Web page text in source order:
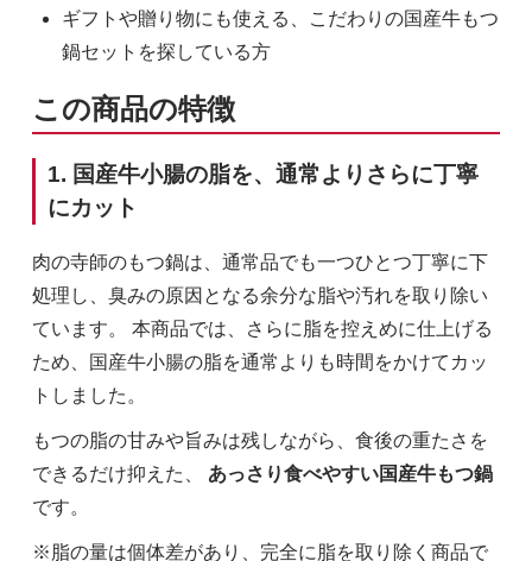
ギフトや贈り物にも使える、こだわりの国産牛もつ
鍋セットを探している方
この商品の特徴
1. 国産牛小腸の脂を、通常よりさらに丁寧
にカット
肉の寺師のもつ鍋は、通常品でも一つひとつ丁寧に下
処理し、臭みの原因となる余分な脂や汚れを取り除い
ています。 本商品では、さらに脂を控えめに仕上げる
ため、国産牛小腸の脂を通常よりも時間をかけてカッ
トしました。
もつの脂の甘みや旨みは残しながら、食後の重たさを
できるだけ抑えた、 あっさり食べやすい国産牛もつ鍋
です。
※脂の量は個体差があり、完全に脂を取り除く商品で